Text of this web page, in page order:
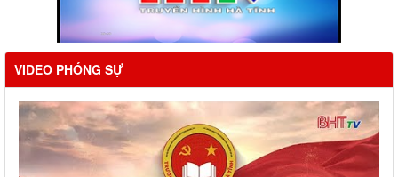
VIDEO PHÓNG SỰ